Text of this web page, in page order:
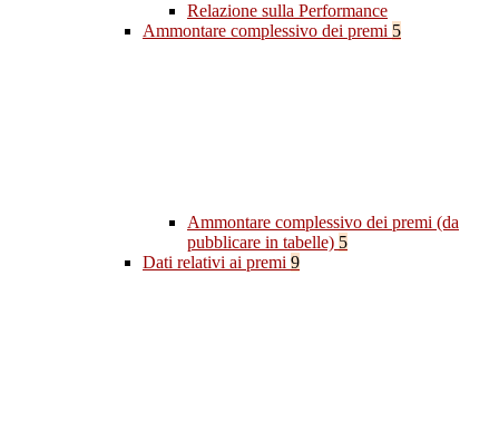
Relazione sulla Performance
Ammontare complessivo dei premi 5
Ammontare complessivo dei premi (da
pubblicare in tabelle) 5
Dati relativi ai premi 9